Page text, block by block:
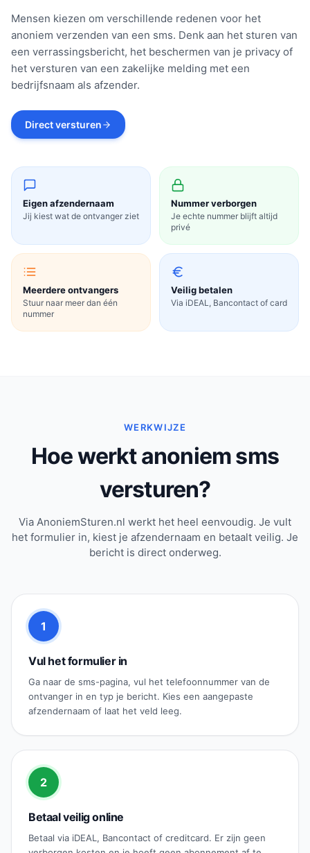
Mensen kiezen om verschillende redenen voor het
anoniem verzenden van een sms. Denk aan het sturen van
een verrassingsbericht, het beschermen van je privacy of
het versturen van een zakelijke melding met een
bedrijfsnaam als afzender.
Direct versturen
Eigen afzendernaam
Jij kiest wat de ontvanger ziet
Nummer verborgen
Je echte nummer blijft altijd
privé
Meerdere ontvangers
Stuur naar meer dan één
nummer
Veilig betalen
Via iDEAL, Bancontact of card
WERKWIJZE
Hoe werkt anoniem sms
versturen?
Via AnoniemSturen.nl werkt het heel eenvoudig. Je vult
het formulier in, kiest je afzendernaam en betaalt veilig. Je
bericht is direct onderweg.
1
Vul het formulier in
Ga naar de sms-pagina, vul het telefoonnummer van de
ontvanger in en typ je bericht. Kies een aangepaste
afzendernaam of laat het veld leeg.
2
Betaal veilig online
Betaal via iDEAL, Bancontact of creditcard. Er zijn geen